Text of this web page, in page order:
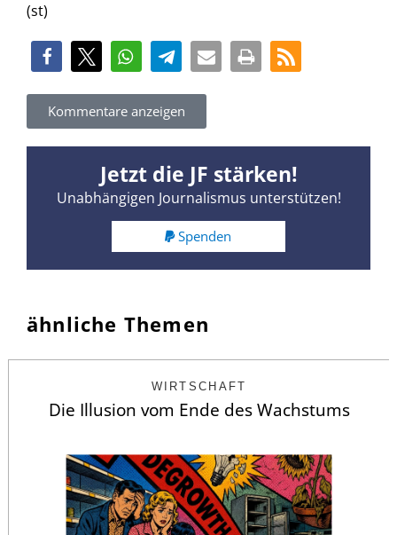
(st)
Kommentare anzeigen
Jetzt die JF stärken!
Unabhängigen Journalismus unterstützen!
Spenden
ähnliche Themen
WIRTSCHAFT
Die Illusion vom Ende des Wachstums